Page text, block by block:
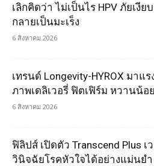
เลิกคิดว่า ไม่เป็นไร HPV ภัยเงี
กลายเป็นมะเร็ง
6 สิงหาคม 2026
เทรนด์ Longevity-HYROX มาแ
ภาพเดลิเวอรี่ ฟิตเฟิร์ม หวานน้อ
6 สิงหาคม 2026
ฟิลิปส์ เปิดตัว Transcend Plus
วินิจฉัยโรคหัวใจได้อย่างแม่นยำ